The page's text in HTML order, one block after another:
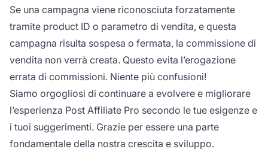
Se una campagna viene riconosciuta forzatamente
tramite product ID o parametro di vendita, e questa
campagna risulta sospesa o fermata, la commissione di
vendita non verrà creata. Questo evita l’erogazione
errata di commissioni. Niente più confusioni!
Siamo orgogliosi di continuare a evolvere e migliorare
l’esperienza Post Affiliate Pro secondo le tue esigenze e
i tuoi suggerimenti. Grazie per essere una parte
fondamentale della nostra crescita e sviluppo.